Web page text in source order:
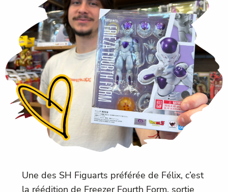
Une des SH Figuarts préférée de Félix, c’est